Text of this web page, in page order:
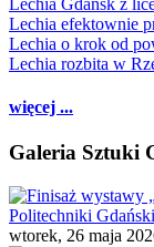
Lechia Gdańsk z
Lechia efektownie
Lechia o krok od
Lechia rozbita w
więcej ...
Galeria Sztuki
wtorek, 26 maja